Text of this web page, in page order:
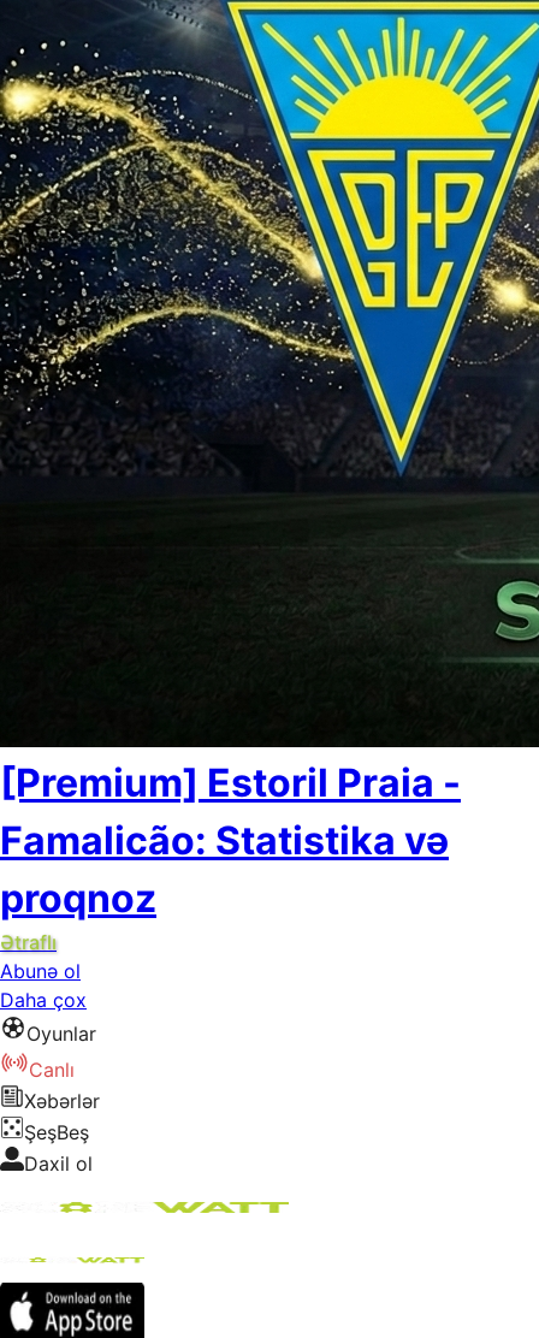
[Premium] Estoril Praia -
Famalicão: Statistika və
proqnoz
Ətraflı
Abunə ol
Daha çox
Oyunlar
Canlı
Xəbərlər
ŞeşBeş
Daxil ol